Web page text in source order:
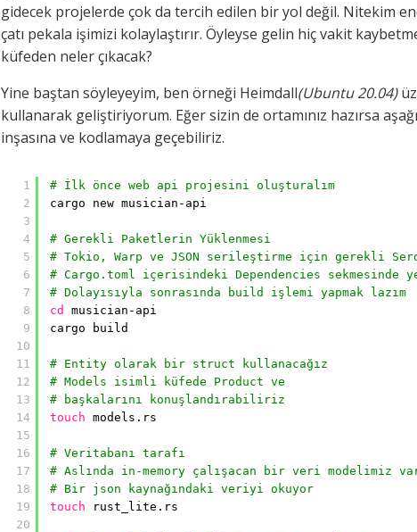
gidecek projelerde çok da tercih edilen bir yol değil. Nitekim
çatı pekala işimizi kolaylaştırır. Öyleyse gelin hiç vakit
küfeden neler çıkacak?
Yine baştan söyleyeyim, ben örneği Heimdall(Ubuntu 20.04)
kullanarak geliştiriyorum. Eğer sizin de ortamınız hazırsa
inşasına ve kodlamaya geçebiliriz.
1
2
3
4
5
6
7
8
9
10
11
12
13
14
15
16
17
18
19
20
# İlk önce web api projesini oluşturalım
cargo new musician-api
# Gerekli Paketlerin Yüklenmesi
# Tokio, Warp ve JSON serileştirme için gerekli
# Cargo.toml içerisindeki Dependencies sekmesinde
# Dolayısıyla sonrasında build işlemi yapmak lazım
cd
musician-api
cargo build
# Entity olarak bir struct kullanacağız
# Models isimli küfede Product ve
# başkalarını konuşlandırabiliriz
touch models.rs
# Veritabanı tarafı
# Aslında in-memory çalışacan bir veri modelimiz
# Bir json kaynağındaki veriyi okuyor
touch
rust_lite.rs